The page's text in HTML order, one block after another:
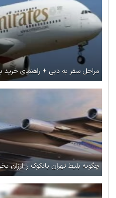
مراحل سفر به دبی + راهنمای خرید
چگونه بلیط تهران بانکوک را ارزان